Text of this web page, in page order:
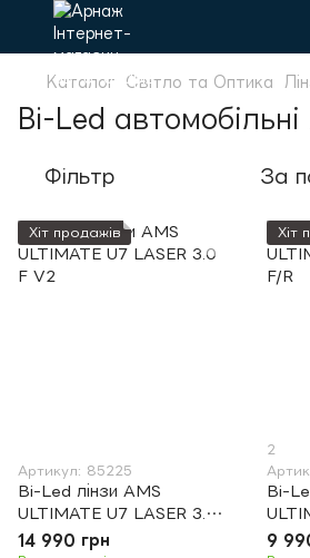
Каталог Світло та Оптика
Bi-Led автомобільні
Фільтр За
Хіт продажів
Артикул: 85225
Bi-Led лінзи AMS
ULTIMATE U7 LASER 3.0
F V2
14 990 грн
Хіт
2
Bi-
F/R
9